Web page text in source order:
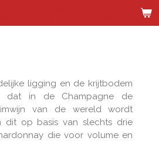
ligging en de krijtbodem
dat in de Champagne de
van de wereld wordt
dit op basis van slechts drie
die voor volume en